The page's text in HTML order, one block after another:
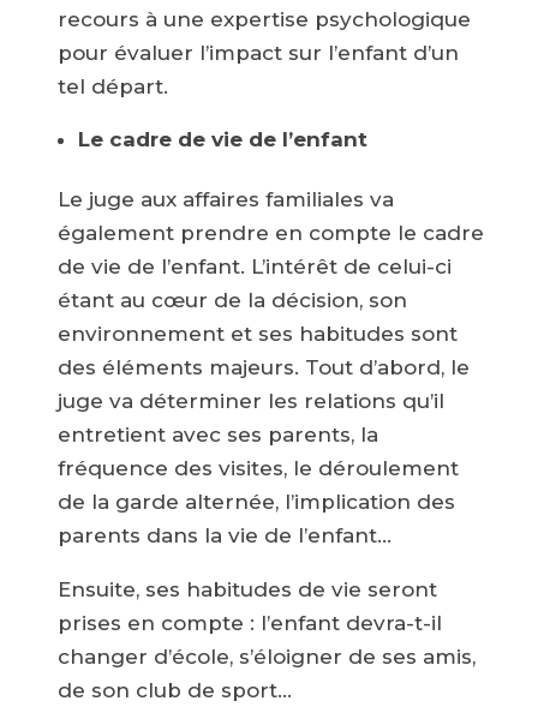
recours à une expertise psychologique
pour évaluer l’impact sur l’enfant d’un
tel départ.
Le cadre de vie de l’enfant
Le juge aux affaires familiales va
également prendre en compte le cadre
de vie de l’enfant. L’intérêt de celui-ci
étant au cœur de la décision, son
environnement et ses habitudes sont
des éléments majeurs. Tout d’abord, le
juge va déterminer les relations qu’il
entretient avec ses parents, la
fréquence des visites, le déroulement
de la garde alternée, l’implication des
parents dans la vie de l’enfant…
Ensuite, ses habitudes de vie seront
prises en compte : l’enfant devra-t-il
changer d’école, s’éloigner de ses amis,
de son club de sport…